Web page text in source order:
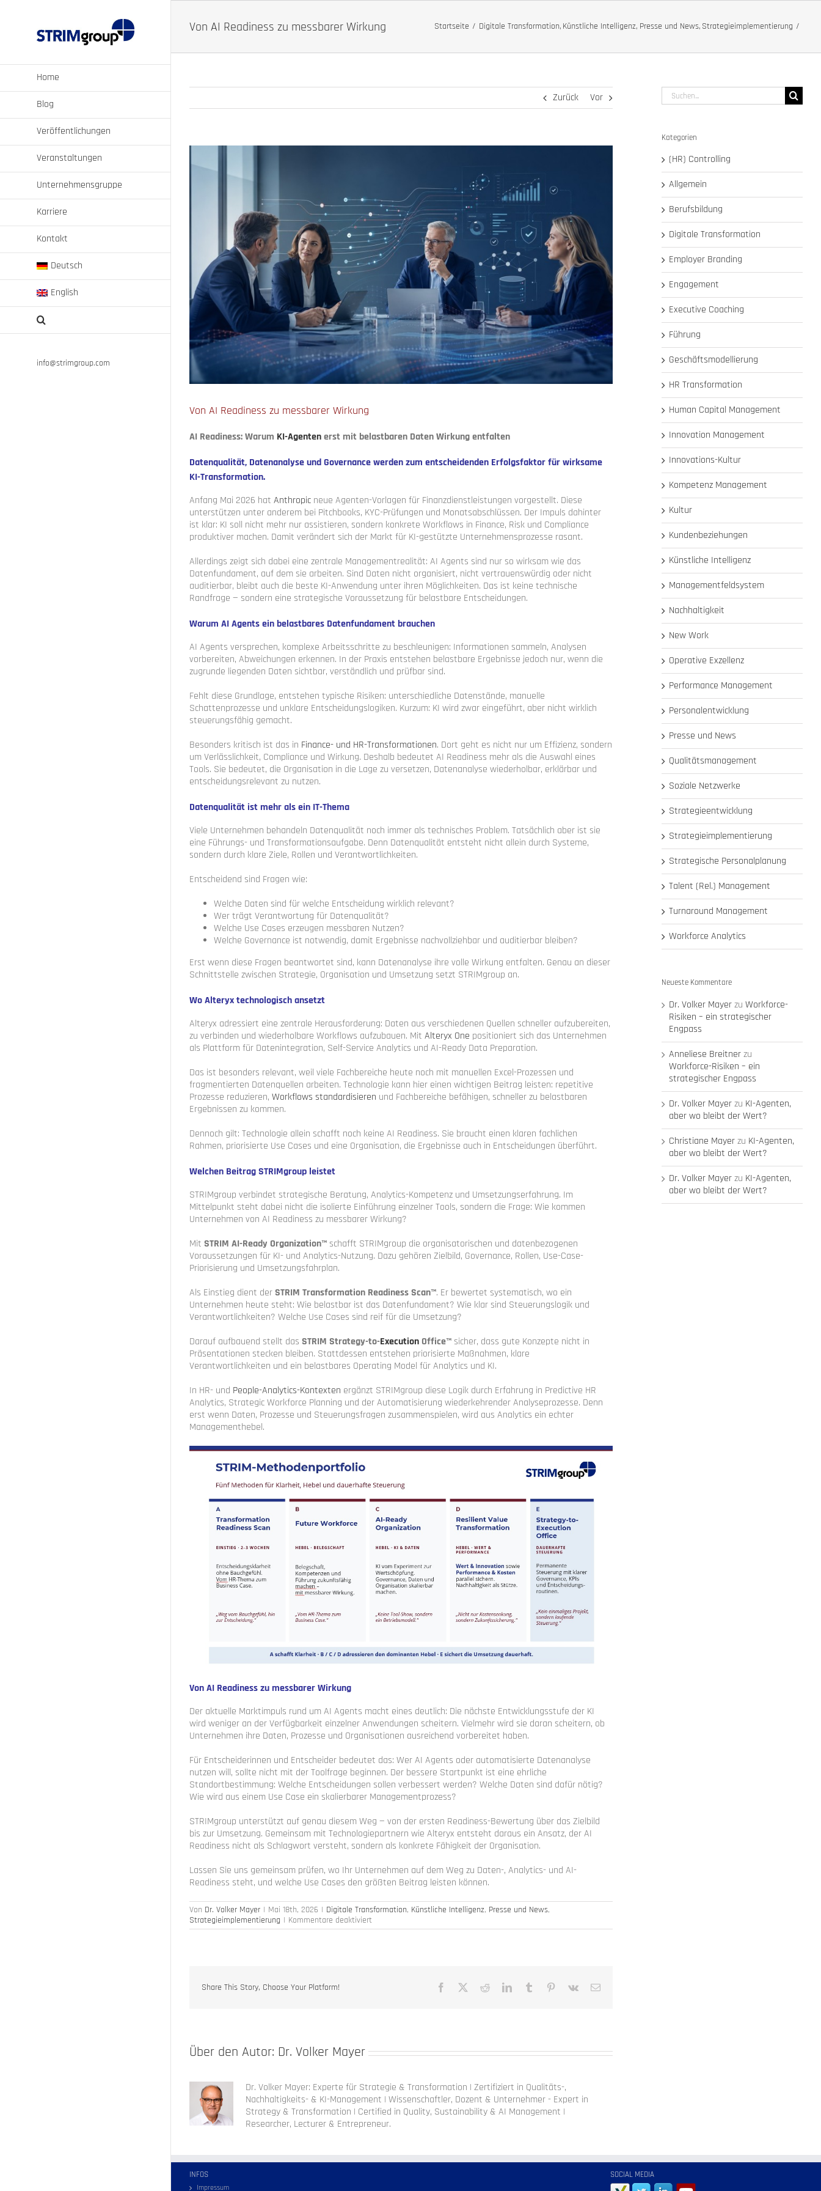
Home
Blog
Veröffentlichungen
Veranstaltungen
Unternehmensgruppe
Karriere
Kontakt
Deutsch
English
info@strimgroup.com
Von AI Readiness zu messbarer Wirkung Startseite Digitale Transformation Künstliche Intelligenz Presse und News Strategieimplementierung
Zurück Vor
Von AI Readiness zu messbarer Wirkung
AI Readiness: Warum KI-Agentenerst mit belastbaren Daten Wirkung entfalten
Datenqualität, Datenanalyse und Governance werden zum entscheidenden Erfolgsfaktor für wirksame
KI-Transformation.
Anfang Mai 2026 hat Anthropic neue Agenten-Vorlagen für Finanzdienstleistungen vorgestellt. Diese
unterstützen unter anderem bei Pitchbooks, KYC-Prüfungen und Monatsabschlüssen. Der Impuls dahinter
ist klar: KI soll nicht mehr nur assistieren, sondern konkrete Workflows in Finance, Risk und Compliance
produktiver machen. Damit verändert sich der Markt für KI-gestützte Unternehmensprozesse rasant.
Allerdings zeigt sich dabei eine zentrale Managementrealität: AI Agents sind nur so wirksam wie das
Datenfundament, auf dem sie arbeiten. Sind Daten nicht organisiert, nicht vertrauenswürdig oder nicht
auditierbar, bleibt auch die beste KI-Anwendung unter ihren Möglichkeiten. Das ist keine technische
Randfrage — sondern eine strategische Voraussetzung für belastbare Entscheidungen.
Warum AI Agents ein belastbares Datenfundament brauchen
AI Agents versprechen, komplexe Arbeitsschritte zu beschleunigen: Informationen sammeln, Analysen
vorbereiten, Abweichungen erkennen. In der Praxis entstehen belastbare Ergebnisse jedoch nur, wenn die
zugrunde liegenden Daten sichtbar, verständlich und prüfbar sind.
Fehlt diese Grundlage, entstehen typische Risiken: unterschiedliche Datenstände, manuelle
Schattenprozesse und unklare Entscheidungslogiken. Kurzum: KI wird zwar eingeführt, aber nicht wirklich
steuerungsfähig gemacht.
Besonders kritisch ist das in Finance- und HR-Transformationen. Dort geht es nicht nur um Effizienz, sondern
um Verlässlichkeit, Compliance und Wirkung. Deshalb bedeutet AI Readiness mehr als die Auswahl eines
Tools. Sie bedeutet, die Organisation in die Lage zu versetzen, Datenanalyse wiederholbar, erklärbar und
entscheidungsrelevant zu nutzen.
Datenqualität ist mehr als ein IT-Thema
Viele Unternehmen behandeln Datenqualität noch immer als technisches Problem. Tatsächlich aber ist sie
eine Führungs- und Transformationsaufgabe. Denn Datenqualität entsteht nicht allein durch Systeme,
sondern durch klare Ziele, Rollen und Verantwortlichkeiten.
Entscheidend sind Fragen wie:
Welche Daten sind für welche Entscheidung wirklich relevant?
Wer trägt Verantwortung für Datenqualität?
Welche Use Cases erzeugen messbaren Nutzen?
Welche Governance ist notwendig, damit Ergebnisse nachvollziehbar und auditierbar bleiben?
Erst wenn diese Fragen beantwortet sind, kann Datenanalyse ihre volle Wirkung entfalten. Genau an dieser
Schnittstelle zwischen Strategie, Organisation und Umsetzung setzt STRIMgroup an.
Wo Alteryx technologisch ansetzt
Alteryx adressiert eine zentrale Herausforderung: Daten aus verschiedenen Quellen schneller aufzubereiten,
zu verbinden und wiederholbare Workflows aufzubauen. Mit Alteryx One positioniert sich das Unternehmen
als Plattform für Datenintegration, Self-Service Analytics und AI-Ready Data Preparation.
Das ist besonders relevant, weil viele Fachbereiche heute noch mit manuellen Excel-Prozessen und
fragmentierten Datenquellen arbeiten. Technologie kann hier einen wichtigen Beitrag leisten: repetitive
Prozesse reduzieren, Workflows standardisieren und Fachbereiche befähigen, schneller zu belastbaren
Ergebnissen zu kommen.
Dennoch gilt: Technologie allein schafft noch keine AI Readiness. Sie braucht einen klaren fachlichen
Rahmen, priorisierte Use Cases und eine Organisation, die Ergebnisse auch in Entscheidungen überführt.
Welchen Beitrag STRIMgroup leistet
STRIMgroup verbindet strategische Beratung, Analytics-Kompetenz und Umsetzungserfahrung. Im
Mittelpunkt steht dabei nicht die isolierte Einführung einzelner Tools, sondern die Frage: Wie kommen
Unternehmen von AI Readiness zu messbarer Wirkung?
Mit STRIM AI-Ready Organization™ schafft STRIMgroup die organisatorischen und datenbezogenen
Voraussetzungen für KI- und Analytics-Nutzung. Dazu gehören Zielbild, Governance, Rollen, Use-Case-
Priorisierung und Umsetzungsfahrplan.
Als Einstieg dient derSTRIM Transformation Readiness Scan™. Er bewertet systematisch, wo ein
Unternehmen heute steht: Wie belastbar ist das Datenfundament? Wie klar sind Steuerungslogik und
Verantwortlichkeiten? Welche Use Cases sind reif für die Umsetzung?
Darauf aufbauend stellt das STRIM Strategy-to-Execution Office™ sicher, dass gute Konzepte nicht in
Präsentationen stecken bleiben. Stattdessen entstehen priorisierte Maßnahmen, klare
Verantwortlichkeiten und ein belastbares Operating Model für Analytics und KI.
In HR- und People-Analytics-Kontexten ergänzt STRIMgroup diese Logik durch Erfahrung in Predictive HR
Analytics, Strategic Workforce Planning und der Automatisierung wiederkehrender Analyseprozesse. Denn
erst wenn Daten, Prozesse und Steuerungsfragen zusammenspielen, wird aus Analytics ein echter
Managementhebel.
Von AI Readiness zu messbarer Wirkung
Der aktuelle Marktimpuls rund um AI Agents macht eines deutlich: Die nächste Entwicklungsstufe der KI
wird weniger an der Verfügbarkeit einzelner Anwendungen scheitern. Vielmehr wird sie daran scheitern, ob
Unternehmen ihre Daten, Prozesse und Organisationen ausreichend vorbereitet haben.
Für Entscheiderinnen und Entscheider bedeutet das: Wer AI Agents oder automatisierte Datenanalyse
nutzen will, sollte nicht mit der Toolfrage beginnen. Der bessere Startpunkt ist eine ehrliche
Standortbestimmung: Welche Entscheidungen sollen verbessert werden? Welche Daten sind dafür nötig?
Wie wird aus einem Use Case ein skalierbarer Managementprozess?
STRIMgroup unterstützt auf genau diesem Weg — von der ersten Readiness-Bewertung über das Zielbild
bis zur Umsetzung. Gemeinsam mit Technologiepartnern wie Alteryx entsteht daraus ein Ansatz, der AI
Readiness nicht als Schlagwort versteht, sondern als konkrete Fähigkeit der Organisation.
Lassen Sie uns gemeinsam prüfen, wo Ihr Unternehmen auf dem Weg zu Daten-, Analytics- und AI-
Readiness steht, und welche Use Cases den größten Beitrag leisten können.
Von Dr. Volker Mayer | Mai 18th, 2026 | Digitale Transformation, Künstliche Intelligenz, Presse und News,
Strategieimplementierung | Kommentare deaktiviertfür
Von
Share This Story, Choose Your Platform! Facebook RedditLinkedInTumblr Pinterest
Vk
E-
Über den Autor: Dr. Volker Mayer
Dr. Volker Mayer: Experte für Strategie & Transformation | Zertifiziert in Qualitäts-,
Nachhaltigkeits- & KI-Management | Wissenschaftler, Dozent & Unternehmer - Expert in
Strategy & Transformation | Certified in Quality, Sustainability & AI Management |
Researcher, Lecturer & Entrepreneur.
Suche
nach:
Kategorien
(HR) Controlling
Allgemein
Berufsbildung
Digitale Transformation
Employer Branding
Engagement
Executive Coaching
Führung
Geschäftsmodellierung
HR Transformation
Human Capital Management
Innovation Management
Innovations-Kultur
Kompetenz Management
Kultur
Kundenbeziehungen
Künstliche Intelligenz
Managementfeldsystem
Nachhaltigkeit
New Work
Operative Exzellenz
Performance Management
Personalentwicklung
Presse und News
Qualitätsmanagement
Soziale Netzwerke
Strategieentwicklung
Strategieimplementierung
Strategische Personalplanung
Talent (Rel.) Management
Turnaround Management
Workforce Analytics
Neueste Kommentare
Dr. Volker MayerzuWorkforce-
Risiken – ein strategischer
Engpass
Anneliese Breitnerzu
Workforce-Risiken – ein
strategischer Engpass
Dr. Volker Mayerzu KI-Agenten,
aber wo bleibt der Wert?
Christiane Mayerzu KI-Agenten,
aber wo bleibt der Wert?
Dr. Volker Mayerzu KI-Agenten,
aber wo bleibt der Wert?
INFOS
Impressum
SOCIAL MEDIA